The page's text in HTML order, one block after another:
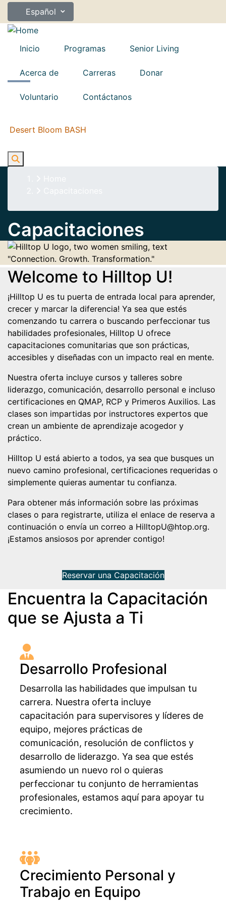
Skip
to
main
Español ⌄
Inicio Programas Senior Living
Acerca de Carreras Donar
Voluntario Contáctanos
Desert Bloom BASH
Capacitaciones
Welcome to Hilltop U!
¡Hilltop U es tu puerta de entrada local para aprender,
crecer y marcar la diferencia! Ya sea que estés
comenzando tu carrera o buscando perfeccionar tus
habilidades profesionales, Hilltop U ofrece
capacitaciones comunitarias que son prácticas,
accesibles y diseñadas con un impacto real en mente.
Nuestra oferta incluye cursos y talleres sobre
liderazgo, comunicación, desarrollo personal e incluso
certificaciones en QMAP, RCP y Primeros Auxilios. Las
clases son impartidas por instructores expertos que
crean un ambiente de aprendizaje acogedor y
práctico.
Hilltop U está abierto a todos, ya sea que busques un
nuevo camino profesional, certificaciones requeridas o
simplemente quieras aumentar tu confianza.
Para obtener más información sobre las próximas
clases o para registrarte, utiliza el enlace de reserva a
continuación o envía un correo a HilltopU@htop.org.
¡Estamos ansiosos por aprender contigo!
Reservar una Capacitación
Encuentra la Capacitación
que se Ajusta a Ti
Desarrollo Profesional
Desarrolla las habilidades que impulsan tu
carrera. Nuestra oferta incluye
capacitación para supervisores y líderes de
equipo, mejores prácticas de
comunicación, resolución de conflictos y
desarrollo de liderazgo. Ya sea que estés
asumiendo un nuevo rol o quieras
perfeccionar tu conjunto de herramientas
profesionales, estamos aquí para apoyar tu
crecimiento.
Crecimiento Personal y
Trabajo en Equipo